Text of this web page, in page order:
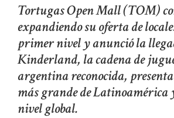
Tortugas Open Mall (TOM)
expandiendo su oferta de
primer nivel y anunció la
Kinderland, la cadena de
argentina reconocida,
más grande de Latinoamérica
nivel global.